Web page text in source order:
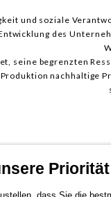
und soziale
des
seine begrenzten
nachhaltige
Priorität